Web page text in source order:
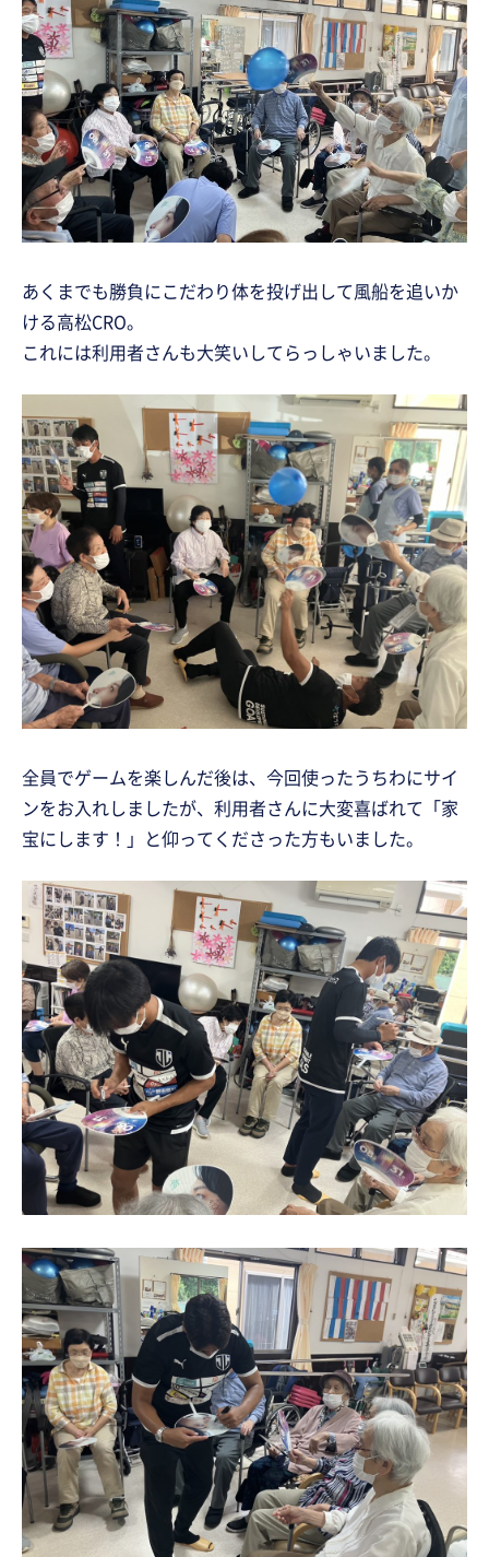
あくまでも勝負にこだわり体を投げ出して風船を追いか
ける高松CRO。
これには利用者さんも大笑いしてらっしゃいました。
全員でゲームを楽しんだ後は、今回使ったうちわにサイ
ンをお入れしましたが、利用者さんに大変喜ばれて「家
宝にします！」と仰ってくださった方もいました。